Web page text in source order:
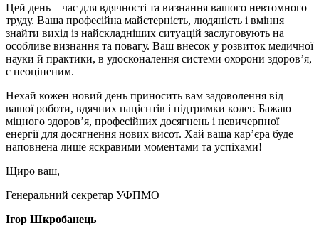
Цей день – час для вдячності та визнання вашого невтомного
труду. Ваша професійна майстерність, людяність і вміння
знайти вихід із найскладніших ситуацій заслуговують на
особливе визнання та повагу. Ваш внесок у розвиток медичної
науки й практики, в удосконалення системи охорони здоров’я,
є неоціненим.
Нехай кожен новий день приносить вам задоволення від
вашої роботи, вдячних пацієнтів і підтримки колег. Бажаю
міцного здоров’я, професійних досягнень і невичерпної
енергії для досягнення нових висот. Хай ваша кар’єра буде
наповнена лише яскравими моментами та успіхами!
Щиро ваш,
Генеральний секретар УФПМО
Ігор Шкробанець